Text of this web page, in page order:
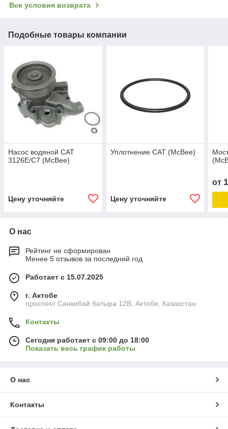
Все условия возврата
Подобные товары компании
Насос водяной CAT
3126E/C7 (McBee)
Цену уточняйте
Уплотнение CAT (McBee)
Цену уточняйте
от
О нас
Рейтинг не сформирован
Менее 5 отзывов за последний год
Работает с 15.07.2025
г. Актобе
проспект Санкибай батыра 12В, Актобе, Казахстан
Контакты
Сегодня работает с 09:00 до 18:00
Показать весь график работы
О нас
Контакты